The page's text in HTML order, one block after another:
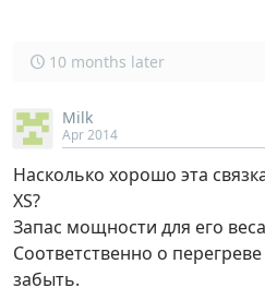
10 months later
Milk
Apr 2014
Насколько хорошо эта
XS?
Запас мощности для его
Соответственно о
забыть.